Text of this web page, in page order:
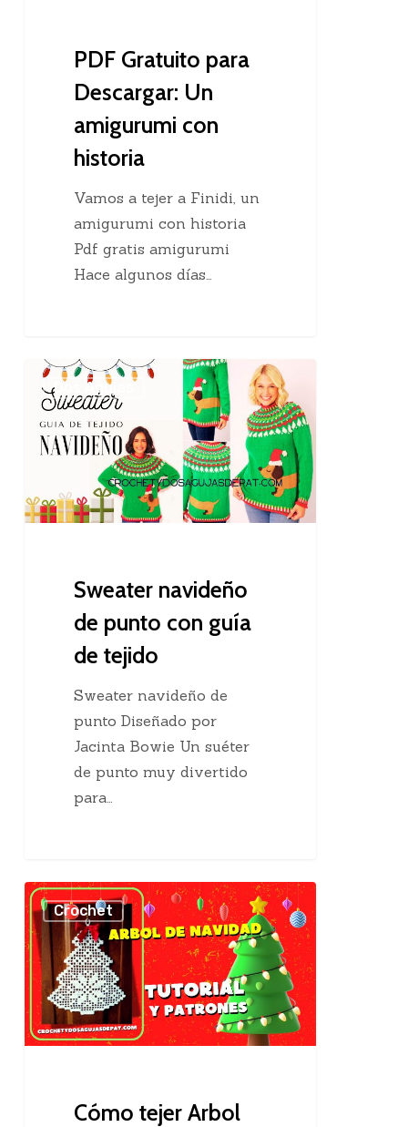
PDF Gratuito para
Descargar: Un
amigurumi con
historia
Vamos a tejer a Finidi, un
amigurumi con historia
Pdf gratis amigurumi
Hace algunos días…
Sweater
navideño
de
punto
guía
de
Dos Agujas
Sweater navideño
de punto con guía
de tejido
Sweater navideño de
punto Diseñado por
Jacinta Bowie Un suéter
de punto muy divertido
para…
Cómo
tejer
Arbol
de
Navidad
en
Crochet
Crochet
Cómo tejer Arbol